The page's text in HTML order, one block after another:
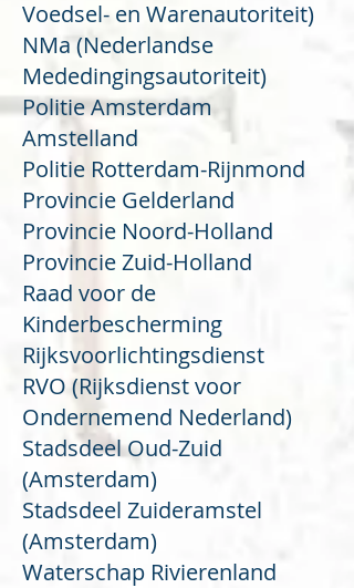
Voedsel- en Warenautoriteit)
NMa (Nederlandse
Mededingingsautoriteit)
Politie Amsterdam
Amstelland
Politie Rotterdam-Rijnmond
Provincie Gelderland
Provincie Noord-Holland
Provincie Zuid-Holland
Raad voor de
Kinderbescherming
Rijksvoorlichtingsdienst
RVO (Rijksdienst voor
Ondernemend Nederland)
Stadsdeel Oud-Zuid
(Amsterdam)
Stadsdeel Zuideramstel
(Amsterdam)
Waterschap Rivierenland